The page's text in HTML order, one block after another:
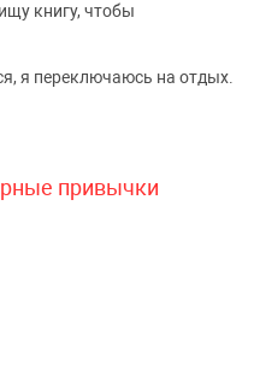
книгу, чтобы
я переключаюсь на отдых.
привычки